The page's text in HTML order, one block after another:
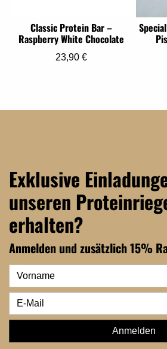
Classic Protein Bar –
Raspberry White Chocolate
23,90 €
Exklusive
unseren
erhalten?
Anmelden und zusätzlich 15%
Anmelden